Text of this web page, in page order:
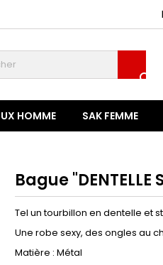

HOMME SAK FEMME
Bague "DENTELLE
Tel un tourbillon en dentelle et
Une robe sexy, des ongles au
Matière : Métal
in your wish list.